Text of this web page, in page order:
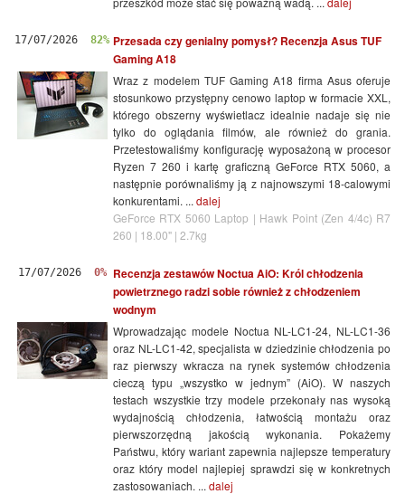
17/07/2026 82% Przesada czy genialny pomysł? Recenzja Asus TUF
Gaming A18
Wraz z modelem TUF Gaming A18 firma Asus oferuje
stosunkowo przystępny cenowo laptop w formacie XXL,
którego obszerny wyświetlacz idealnie nadaje się nie
tylko do oglądania filmów, ale również do grania.
Przetestowaliśmy konfigurację wyposażoną w procesor
Ryzen 7 260 i kartę graficzną GeForce RTX 5060, a
następnie porównaliśmy ją z najnowszymi 18-calowymi
konkurentami. ... dalej
GeForce RTX 5060 Laptop | Hawk Point (Zen 4/4c) R7
260 | 18.00" | 2.7kg
17/07/2026 0%
Recenzja zestawów Noctua AiO: Król chłodzenia
powietrznego radzi sobie również z chłodzeniem
wodnym
Wprowadzając modele Noctua NL-LC1-24, NL-LC1-36
oraz NL-LC1-42, specjalista w dziedzinie chłodzenia po
raz pierwszy wkracza na rynek systemów chłodzenia
cieczą typu „wszystko w jednym” (AiO). W naszych
testach wszystkie trzy modele przekonały nas wysoką
wydajnością chłodzenia, łatwością montażu oraz
pierwszorzędną jakością wykonania. Pokażemy
Państwu, który wariant zapewnia najlepsze temperatury
oraz który model najlepiej sprawdzi się w konkretnych
zastosowaniach. ... dalej